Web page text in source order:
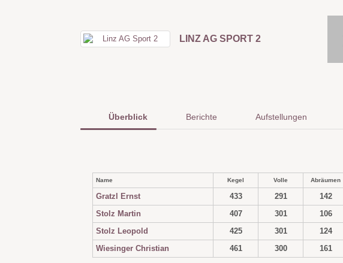
LINZ AG SPORT 2
Überblick Berichte Aufstellungen
Name Kegel Volle Abräumen
Gratzl Ernst 433 291 142
Stolz Martin
407 301 106
Stolz Leopold
425 301 124
Wiesinger Christian
461 300 161